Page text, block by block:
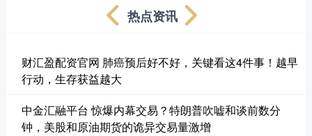
热点资讯
财汇盈配资官网 肺癌预后好不好，关键看这4件事！越早
行动，生存获益越大
中金汇融平台 惊爆内幕交易？特朗普吹嘘和谈前数分
钟，美股和原油期货的诡异交易量激增